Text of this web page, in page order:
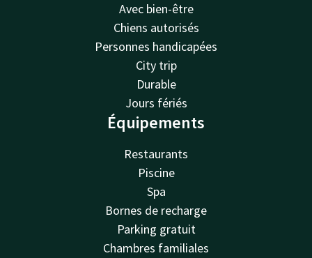
Avec bien-être
Chiens autorisés
Personnes handicapées
City trip
Durable
Jours fériés
Équipements
Restaurants
Piscine
Spa
Bornes de recharge
Parking gratuit
Chambres familiales